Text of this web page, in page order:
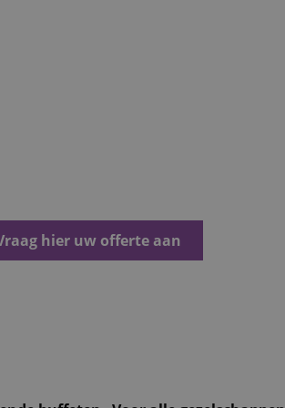
hier uw offerte aan